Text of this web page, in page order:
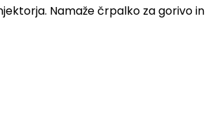
Namaže črpalko za gorivo in